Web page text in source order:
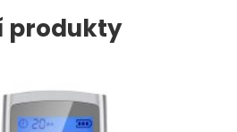
produkty